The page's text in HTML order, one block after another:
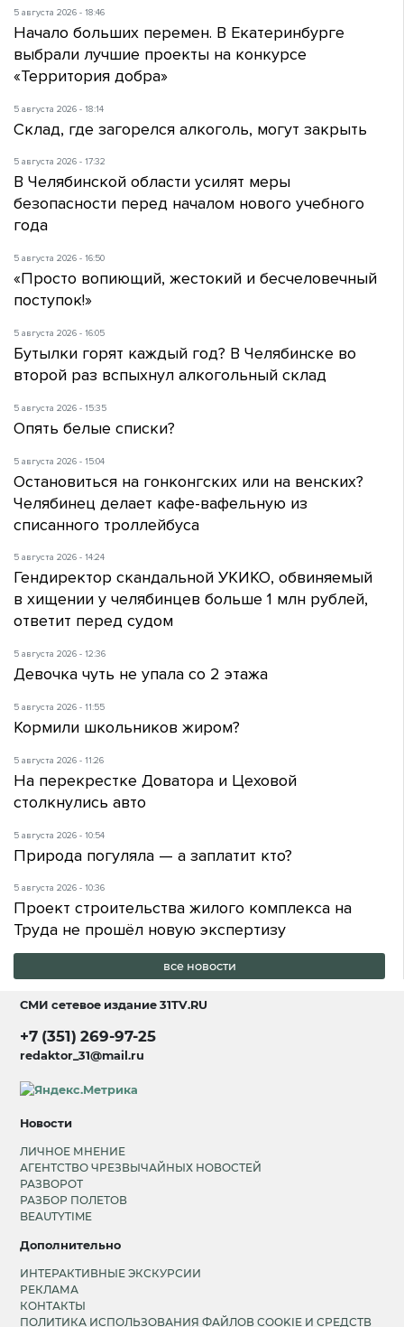
5 августа 2026 - 18:46
Начало больших перемен. В Екатеринбурге
выбрали лучшие проекты на конкурсе
«Территория добра»
5 августа 2026 - 18:14
Склад, где загорелся алкоголь, могут закрыть
5 августа 2026 - 17:32
В Челябинской области усилят меры
безопасности перед началом нового учебного
года
5 августа 2026 - 16:50
«Просто вопиющий, жестокий и бесчеловечный
поступок!»
5 августа 2026 - 16:05
Бутылки горят каждый год? В Челябинске во
второй раз вспыхнул алкогольный склад
5 августа 2026 - 15:35
Опять белые списки?
5 августа 2026 - 15:04
Остановиться на гонконгских или на венских?
Челябинец делает кафе-вафельную из
списанного троллейбуса
5 августа 2026 - 14:24
Гендиректор скандальной УКИКО, обвиняемый
в хищении у челябинцев больше 1 млн рублей,
ответит перед судом
5 августа 2026 - 12:36
Девочка чуть не упала со 2 этажа
5 августа 2026 - 11:55
Кормили школьников жиром?
5 августа 2026 - 11:26
На перекрестке Доватора и Цеховой
столкнулись авто
5 августа 2026 - 10:54
Природа погуляла — а заплатит кто?
5 августа 2026 - 10:36
Проект строительства жилого комплекса на
Труда не прошёл новую экспертизу
все новости
СМИ сетевое издание31TV.RU
+7 (351) 269-97-25
redaktor_31@mail.ru
Новости
ЛИЧНОЕ МНЕНИЕ
АГЕНТСТВО ЧРЕЗВЫЧАЙНЫХ НОВОСТЕЙ
РАЗВОРОТ
РАЗБОР ПОЛЕТОВ
BEAUTYTIME
Дополнительно
ИНТЕРАКТИВНЫЕ ЭКСКУРСИИ
РЕКЛАМА
КОНТАКТЫ
ПОЛИТИКА ИСПОЛЬЗОВАНИЯ ФАЙЛОВ COOKIE И СРЕДСТВ